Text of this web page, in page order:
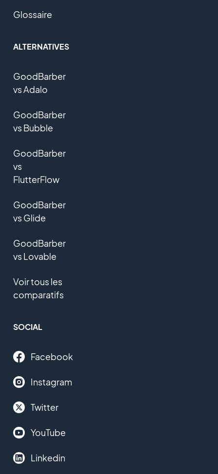
Glossaire
ALTERNATIVES
GoodBarber
vs Adalo
GoodBarber
vs Bubble
GoodBarber
vs
FlutterFlow
GoodBarber
vs Glide
GoodBarber
vs Lovable
Voir tous les
comparatifs
SOCIAL
Facebook
Instagram
Twitter
YouTube
Linkedin